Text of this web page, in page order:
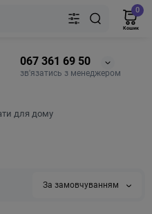
067 361 69 50
зв'язатись з менеджером
0
Кошик
для дому
За замовчуванням